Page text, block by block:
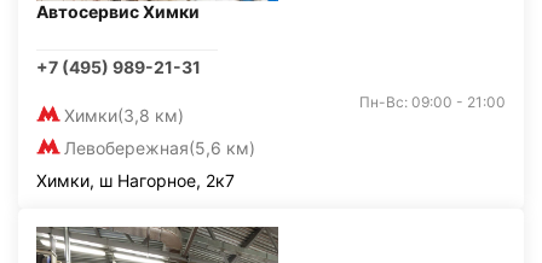
Автосервис Химки
+7 (495) 989-21-31
Химки(3,8 км)
Левобережная(5,6 км)
Пн-Вс: 09:00 - 21:00
Химки, ш Нагорное, 2к7